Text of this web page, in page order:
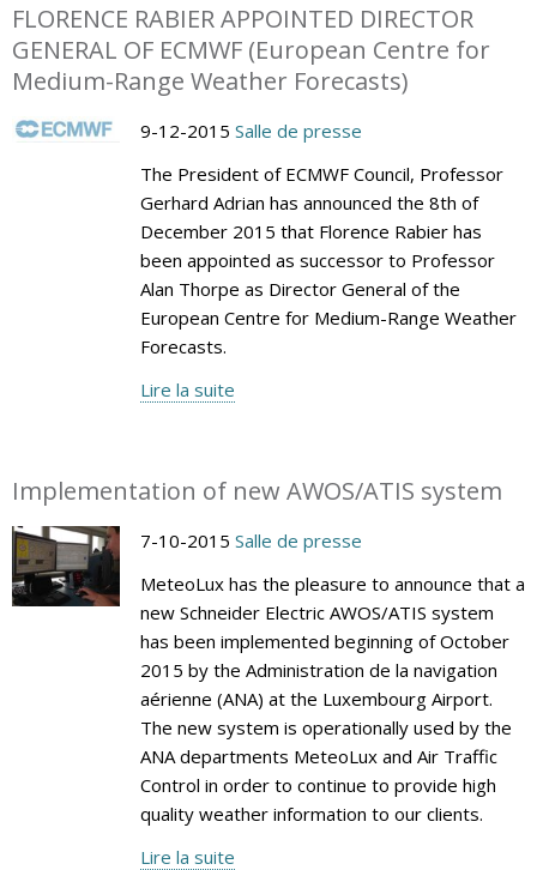
FLORENCE RABIER APPOINTED DIRECTOR
GENERAL OF ECMWF (European Centre for
Medium-Range Weather Forecasts)
9-12-2015 Salle de presse
The President of ECMWF Council, Professor
Gerhard Adrian has announced the 8th of
December 2015 that Florence Rabier has
been appointed as successor to Professor
Alan Thorpe as Director General of the
European Centre for Medium-Range Weather
Forecasts.
Lire la suite
Implementation of new AWOS/ATIS system
7-10-2015 Salle de presse
MeteoLux has the pleasure to announce that a
new Schneider Electric AWOS/ATIS system
has been implemented beginning of October
2015 by the Administration de la navigation
aérienne (ANA) at the Luxembourg Airport.
The new system is operationally used by the
ANA departments MeteoLux and Air Traffic
Control in order to continue to provide high
quality weather information to our clients.
Lire la suite